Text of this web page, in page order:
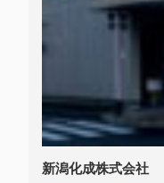
新潟化成株式会社